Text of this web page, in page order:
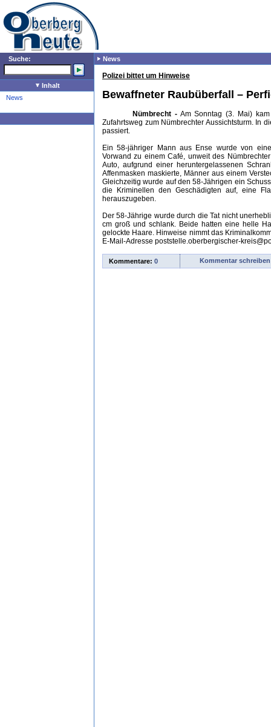
Suche:
Inhalt
News
News
Polizei bittet um Hinweise
Bewaffneter Raubüberfall –
Nümbrecht -Am Sonntag (3. Mai)
Zufahrtsweg zum Nümbrechter Aussichtsturm. In
passiert.
Ein 58-jähriger Mann aus Ense wurde von
Vorwand zu einem Café, unweit des
Auto, aufgrund einer heruntergelassenen
Affenmasken maskierte, Männer aus einem
Gleichzeitig wurde auf den 58-Jährigen ein
die Kriminellen den Geschädigten auf, eine
herauszugeben.
Der 58-Jährige wurde durch die Tat nicht
cm groß und schlank. Beide hatten eine helle
gelockte Haare. Hinweise nimmt das
E-Mail-Adresse poststelle.oberbergischer-
Kommentare: 0 Kommentar schreiben